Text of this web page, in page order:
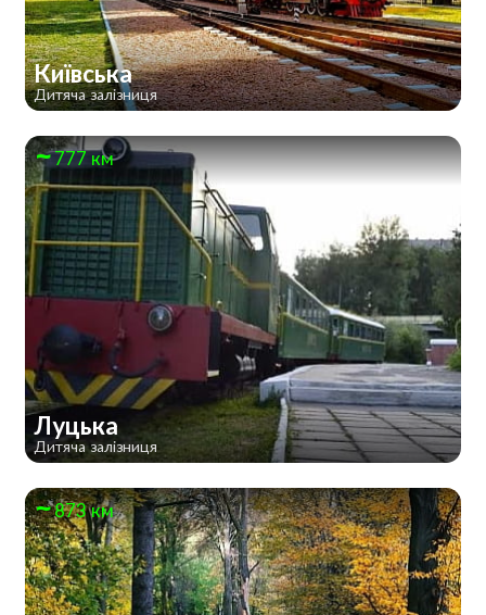
Київська
Дитяча залізниця
777 км
Луцька
Дитяча залізниця
873 км